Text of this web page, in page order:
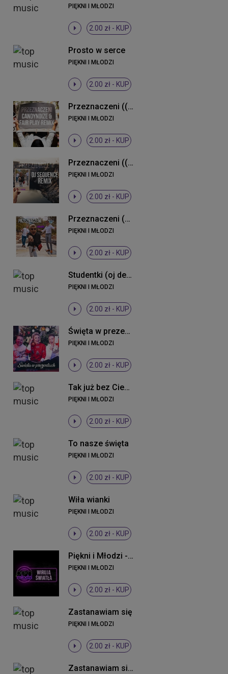
PIĘKNI I MŁODZI
2.00 zł - KUP
Prosto w serce
PIĘKNI I MŁODZI
2.00 zł - KUP
Przeznaczeni ((CandyNoize & Fair Play Remix))
PIĘKNI I MŁODZI
2.00 zł - KUP
Przeznaczeni ((DJ Sequence Remix))
PIĘKNI I MŁODZI
2.00 zł - KUP
Przeznaczeni (Original Mix)
PIĘKNI I MŁODZI
2.00 zł - KUP
Studentki (oj dewki) (Radio Edit)
PIĘKNI I MŁODZI
2.00 zł - KUP
Święta w prezentach ((Original Mix))
PIĘKNI I MŁODZI
2.00 zł - KUP
Tak już bez Ciebie (Radio Edit)
PIĘKNI I MŁODZI
2.00 zł - KUP
To nasze święta
PIĘKNI I MŁODZI
2.00 zł - KUP
Wiła wianki
PIĘKNI I MŁODZI
2.00 zł - KUP
Piękni i Młodzi - Wirują światła (Original Mix)
PIĘKNI I MŁODZI
2.00 zł - KUP
Zastanawiam się
PIĘKNI I MŁODZI
2.00 zł - KUP
Zastanawiam się (DJ Sequence Remix)